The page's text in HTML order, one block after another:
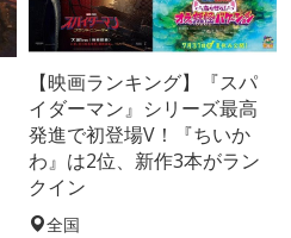
【映画ランキング】『スパ
イダーマン』シリーズ最高
発進で初登場V！『ちいか
わ』は2位、新作3本がラン
クイン
全国